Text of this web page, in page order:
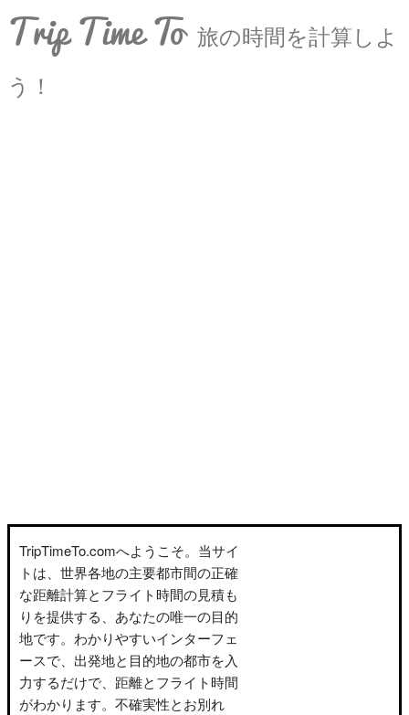
Trip Time To 旅の時間を計算しよ
う！
TripTimeTo.comへようこそ。当サイ
トは、世界各地の主要都市間の正確
な距離計算とフライト時間の見積も
りを提供する、あなたの唯一の目的
地です。わかりやすいインターフェ
ースで、出発地と目的地の都市を入
力するだけで、距離とフライト時間
がわかります。不確実性とお別れ